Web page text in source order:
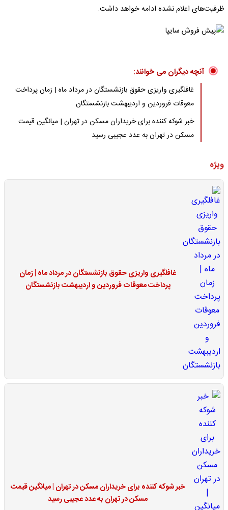
ظرفیت‌های اعلام نشده ادامه خواهد داشت.
آنچه دیگران می خوانند:
غافلگیری واریزی حقوق بازنشستگان در مرداد ماه | زمان پرداخت
معوقات فروردین و اردیبهشت بازنشستگان
خبر شوکه کننده برای خریداران مسکن در تهران | میانگین قیمت
مسکن در تهران به عدد عجیبی رسید
ویژه
غافلگیری واریزی حقوق بازنشستگان در مرداد ماه | زمان
پرداخت معوقات فروردین و اردیبهشت بازنشستگان
خبر شوکه کننده برای خریداران مسکن در تهران | میانگین قیمت
مسکن در تهران به عدد عجیبی رسید